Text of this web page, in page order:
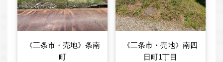
《三条市・売地》条南
町
《三条市・売地》南四
日町1丁目